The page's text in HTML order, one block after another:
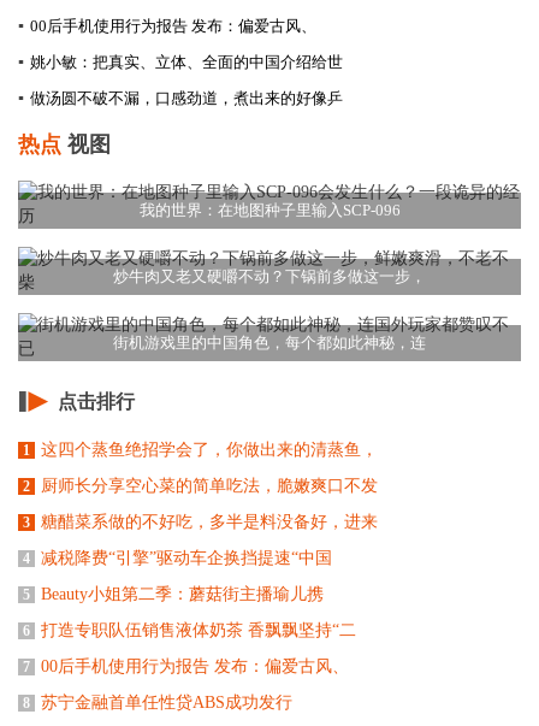
▪ 00后手机使用行为报告 发布：偏爱古风、
▪ 姚小敏：把真实、立体、全面的中国介绍给世
▪ 做汤圆不破不漏，口感劲道，煮出来的好像乒
热点 视图
我的世界：在地图种子里输入SCP-096
炒牛肉又老又硬嚼不动？下锅前多做这一步，
街机游戏里的中国角色，每个都如此神秘，连
点击排行
1 这四个蒸鱼绝招学会了，你做出来的清蒸鱼，
2 厨师长分享空心菜的简单吃法，脆嫩爽口不发
3 糖醋菜系做的不好吃，多半是料没备好，进来
4 减税降费“引擎”驱动车企换挡提速​“中国
5 Beauty小姐第二季：蘑菇街主播瑜儿携
6 打造专职队伍销售液体奶茶 香飘飘坚持“二
7 00后手机使用行为报告 发布：偏爱古风、
8 苏宁金融首单任性贷ABS成功发行